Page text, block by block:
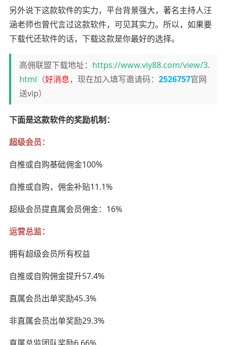
另外说下这款软件的实力，平台背景强大，著名主持人汪
涵老师也曾代言过这款软件，可见其实力。所以，如果要
下载代还软件的话，下载这款是你最好的选择。
高佣联盟下载地址： https://www.viy88.com/view/3.
html （好消息，现在加入填写邀请码： 2526757官网
送vip）
下面是这款软件的奖励机制：
超级会员：
自推或自购基础佣金100%
自推或自购，佣金补贴11.1%
超级会员提直属会员佣金：16%
运营总监：
拥有超级会员所有权益
自推或自购佣金提升57.4%
直属会员出单奖励45.3%
非直属会员出单奖励29.3%